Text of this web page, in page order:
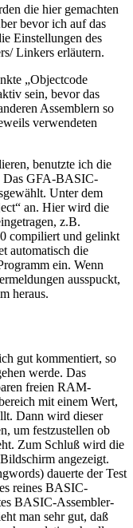
die hier gemachten
bevor ich auf das
Einstellungen des
Linkers erläutern.
„Objectcode
sein, bevor das
Assemblern so
verwendeten
benutzte ich die
Das GFA-BASIC-
Unter dem
an. Hier wird die
z.B.
compiliert und gelinkt
automatisch die
ein. Wenn
ausspuckt,
heraus.
gut kommentiert, so
werde. Das
freien RAM-
mit einem Wert,
Dann wird dieser
um festzustellen ob
Zum Schluß wird die
angezeigt.
dauerte der Test
reines BASIC-
BASIC-Assembler-
man sehr gut, daß